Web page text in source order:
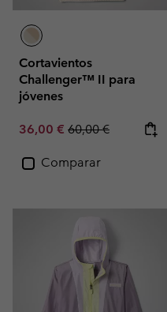
Cortavientos
Challenger™ II para
jóvenes
Sale price:
36,00 € Regular price:
60,00 €
Comparar